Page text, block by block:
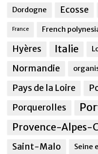
Dordogne Ecosse
France French
Hyères Italie
Normandie
Pays de la Loire
Porquerolles
Provence-Alpes-
Saint-Malo Seine